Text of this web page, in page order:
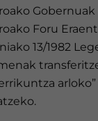
Foru
13/1982